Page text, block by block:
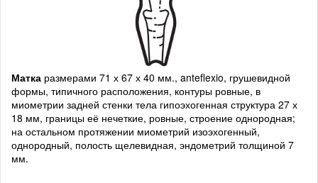
Матка размерами 71 х 67 х 40 мм., anteflexio, грушевидной
формы, типичного расположения, контуры ровные, в
миометрии задней стенки тела гипоэхогенная структура 27 х
18 мм, границы её нечеткие, ровные, строение однородная;
на остальном протяжении миометрий изоэхогенный,
однородный, полость щелевидная, эндометрий толщиной 7
мм.